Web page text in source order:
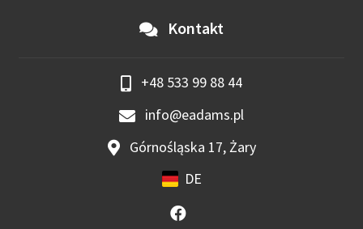
Kontakt
+48 533 99 88 44
info@eadams.pl
Górnośląska 17, Żary
DE